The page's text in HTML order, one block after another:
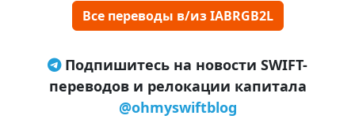
Все переводы в/из IABRGB2L
Подпишитесь на новости SWIFT-
переводов и релокации капитала
@ohmyswiftblog